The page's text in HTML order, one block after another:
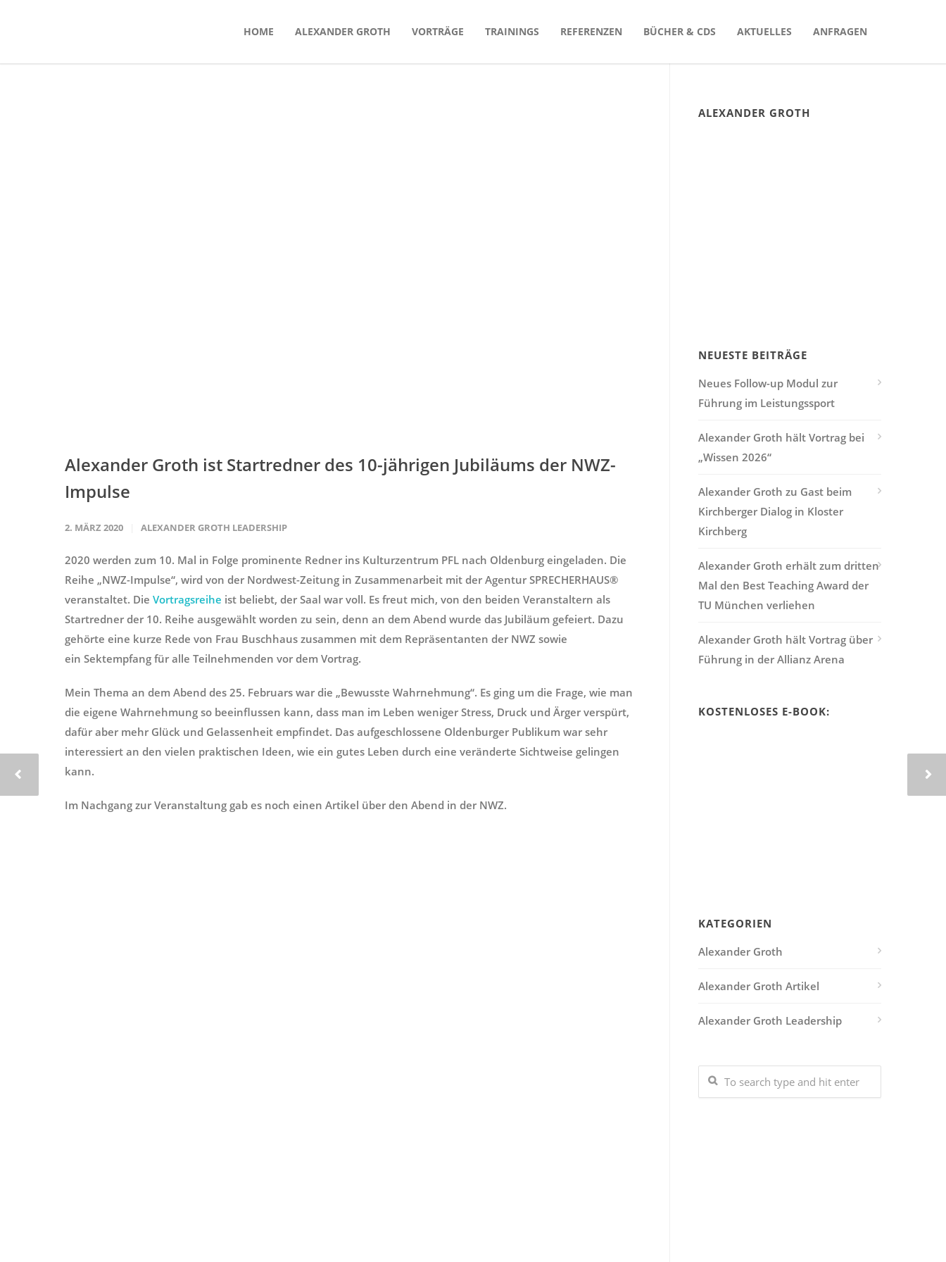
HOME ALEXANDER GROTH VORTRÄGE TRAININGS REFERENZEN BÜCHER & CDS AKTUELLES ANFRAGEN
Alexander Groth ist Startredner des 10-jährigen Jubiläums der NWZ-
Impulse
2. MÄRZ 2020 ALEXANDER GROTH LEADERSHIP
2020 werden zum 10. Mal in Folge prominente Redner ins Kulturzentrum PFL nach Oldenburg eingeladen. Die
Reihe „NWZ-Impulse“, wird von der Nordwest-Zeitung in Zusammenarbeit mit der Agentur SPRECHERHAUS®
veranstaltet. Die Vortragsreihe ist beliebt, der Saal war voll. Es freut mich, von den beiden Veranstaltern als
Startredner der 10. Reihe ausgewählt worden zu sein, denn an dem Abend wurde das Jubiläum gefeiert. Dazu
gehörte eine kurze Rede von Frau Buschhaus zusammen mit dem Repräsentanten der NWZ sowie
ein Sektempfang für alle Teilnehmenden vor dem Vortrag.
Mein Thema an dem Abend des 25. Februars war die „Bewusste Wahrnehmung“. Es ging um die Frage, wie man
die eigene Wahrnehmung so beeinflussen kann, dass man im Leben weniger Stress, Druck und Ärger verspürt,
dafür aber mehr Glück und Gelassenheit empfindet. Das aufgeschlossene Oldenburger Publikum war sehr
interessiert an den vielen praktischen Ideen, wie ein gutes Leben durch eine veränderte Sichtweise gelingen
kann.
Im Nachgang zur Veranstaltung gab es noch einen Artikel über den Abend in der NWZ.
ALEXANDER GROTH
NEUESTE BEITRÄGE
Neues Follow-up Modul zur
Führung im Leistungssport
Alexander Groth hält Vortrag bei
„Wissen 2026“
Alexander Groth zu Gast beim
Kirchberger Dialog in Kloster
Kirchberg
Alexander Groth erhält zum dritten
Mal den Best Teaching Award der
TU München verliehen
Alexander Groth hält Vortrag über
Führung in der Allianz Arena
KOSTENLOSES E-BOOK:
KATEGORIEN
Alexander Groth
Alexander Groth Artikel
Alexander Groth Leadership